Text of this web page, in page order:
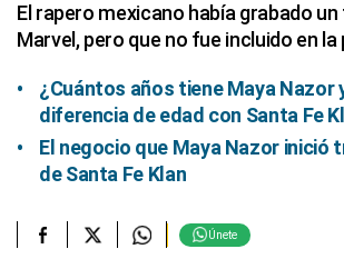
El rapero mexicano había grabado
Marvel, pero que no fue incluido en la
¿Cuántos años tiene Maya Nazor
diferencia de edad con Santa Fe
El negocio que Maya Nazor inició
de Santa Fe Klan
Únete